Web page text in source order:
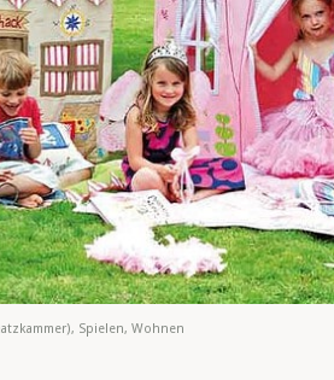
, Spielen, Wohnen